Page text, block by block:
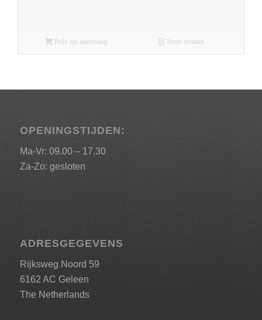
Prijs op aanvraag Toon details
OPENINGSTIJDEN:
Ma-Vr: 09.00 – 17.30
Za-Zo: gesloten
ADRESGEGEVENS
Rijksweg Noord 59
6162 AC Geleen
The Netherlands